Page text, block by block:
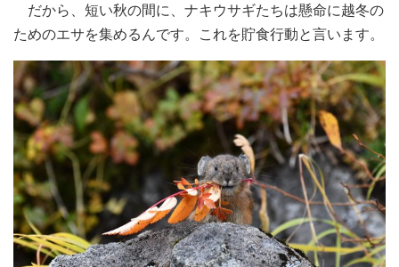
だから、短い秋の間に、ナキウサギたちは懸命に越冬の
ためのエサを集めるんです。これを貯食行動と言います。